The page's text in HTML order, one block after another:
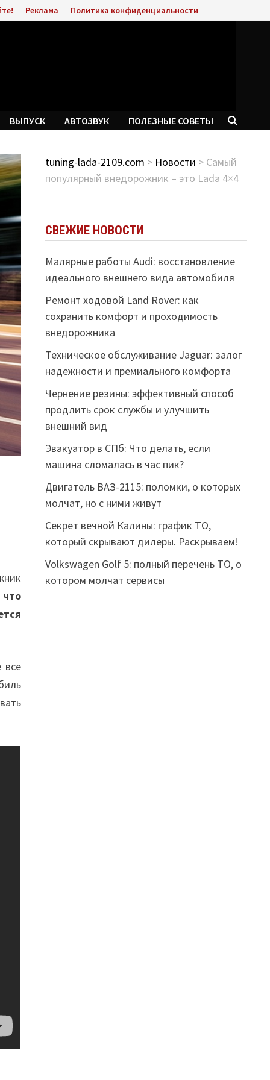
Реклама Политика конфиденциальности
ВЫПУСК АВТОЗВУК ПОЛЕЗНЫЕ СОВЕТЫ
все
tuning-lada-2109.com > Новости > Самый
популярный внедорожник – это Lada 4×4
СВЕЖИЕ НОВОСТИ
Малярные работы Audi: восстановление
идеального внешнего вида автомобиля
Ремонт ходовой Land Rover: как
сохранить комфорт и проходимость
внедорожника
Техническое обслуживание Jaguar: залог
надежности и премиального комфорта
Чернение резины: эффективный способ
продлить срок службы и улучшить
внешний вид
Эвакуатор в СПб: Что делать, если
машина сломалась в час пик?
Двигатель ВАЗ-2115: поломки, о которых
молчат, но с ними живут
Секрет вечной Калины: график ТО,
который скрывают дилеры. Раскрываем!
Volkswagen Golf 5: полный перечень ТО, о
котором молчат сервисы